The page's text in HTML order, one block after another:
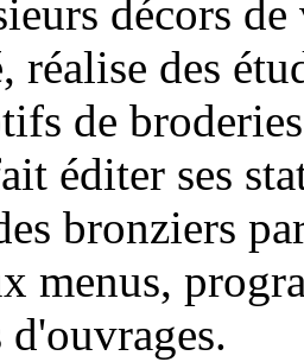
décors
réalise des
de
éditer ses
bronziers
menus,